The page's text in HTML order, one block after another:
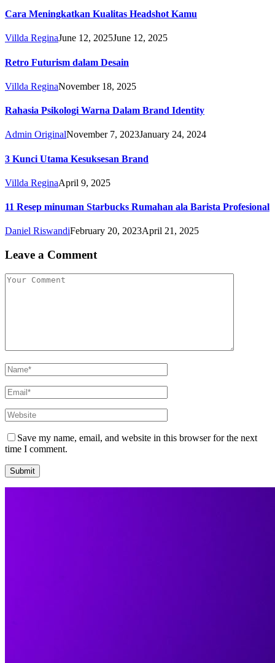
Cara Meningkatkan Kualitas Headshot Kamu
Villda ReginaJune 12, 2025June 12, 2025
Retro Futurism dalam Desain
Villda ReginaNovember 18, 2025
Rahasia Psikologi Warna Dalam Brand Identity
Admin OriginalNovember 7, 2023January 24, 2024
3 Kunci Utama Kesuksesan Brand
Villda ReginaApril 9, 2025
11 Resep minuman Starbucks Rumahan ala Barista Profesional
Daniel RiswandiFebruary 20, 2023April 21, 2025
Leave a Comment
Save my name, email, and website in this browser for the next
time I comment.